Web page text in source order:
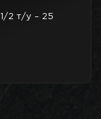
2 т/у – 25